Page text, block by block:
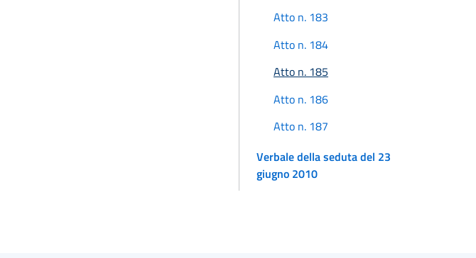
Atto n. 183
Atto n. 184
Atto n. 185
Atto n. 186
Atto n. 187
Verbale della seduta del 23
giugno 2010